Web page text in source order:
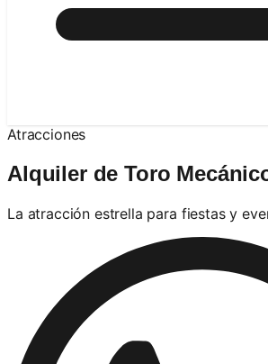
Atracciones
Alquiler de Toro
La atracción estrella para fiestas y